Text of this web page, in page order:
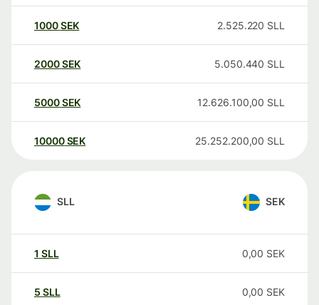
1000SEK 2.525.220 SLL
2000SEK 5.050.440 SLL
5000SEK 12.626.100,00 SLL
10000 SEK 25.252.200,00 SLL
SLL SEK
1 SLL 0,00 SEK
5 SLL 0,00 SEK